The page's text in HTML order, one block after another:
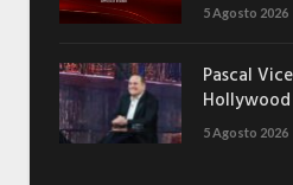
5 Agosto 2026
Pascal
5 Agosto 2026